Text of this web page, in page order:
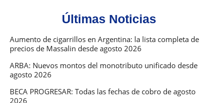
Últimas Noticias
Aumento de cigarrillos en Argentina: la lista completa de
precios de Massalin desde agosto 2026
ARBA: Nuevos montos del monotributo unificado desde
agosto 2026
BECA PROGRESAR: Todas las fechas de cobro de agosto
2026